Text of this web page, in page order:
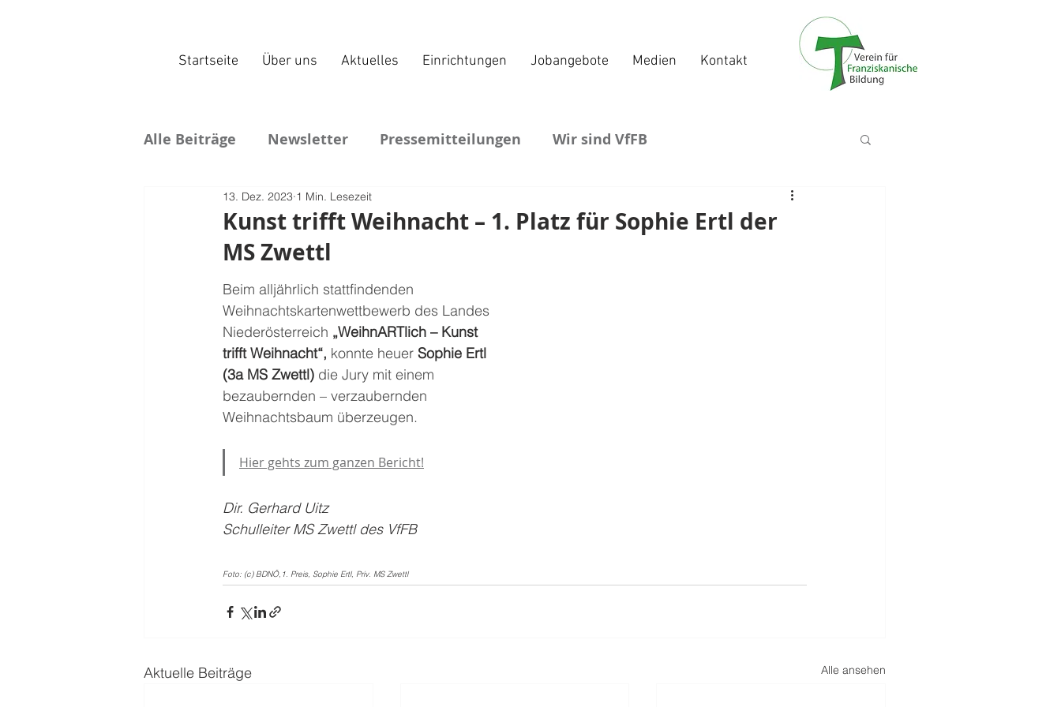
Startseite Über uns Aktuelles Einrichtungen Jobangebote Medien Kontakt
Alle Beiträge Newsletter Pressemitteilungen Wir sind VfFB
Kunst trifft Weihnacht – 1. Platz für Sophie Ertl der
MS Zwettl
13. Dez. 2023 1 Min. Lesezeit
Beim alljährlich stattfindenden
Weihnachtskartenwettbewerb des Landes
Niederösterreich „WeihnARTlich – Kunst
trifft Weihnacht“, konnte heuer Sophie Ertl
(3a MS Zwettl) die Jury mit einem
bezaubernden – verzaubernden
Weihnachtsbaum überzeugen.
Hier gehts zum ganzen Bericht!
Dir. Gerhard Uitz
Schulleiter MS Zwettl des VfFB
Foto: (c) BDNÖ,1. Preis, Sophie Ertl, Priv. MS Zwettl
Aktuelle Beiträge Alle ansehen